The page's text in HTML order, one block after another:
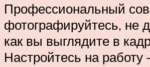
Профессиональный
фотографируйтесь, не
как вы выглядите в
Настройтесь на работу